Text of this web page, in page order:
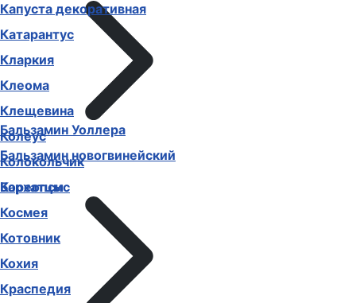
Бальзамин Уоллера
Бальзамин новогвинейский
Бархатцы
Капуста декоративная
Катарантус
Кларкия
Клеома
Клещевина
Колеус
Колокольчик
Кореопсис
Космея
Котовник
Кохия
Краспедия